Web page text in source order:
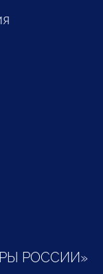
РОССИИ»